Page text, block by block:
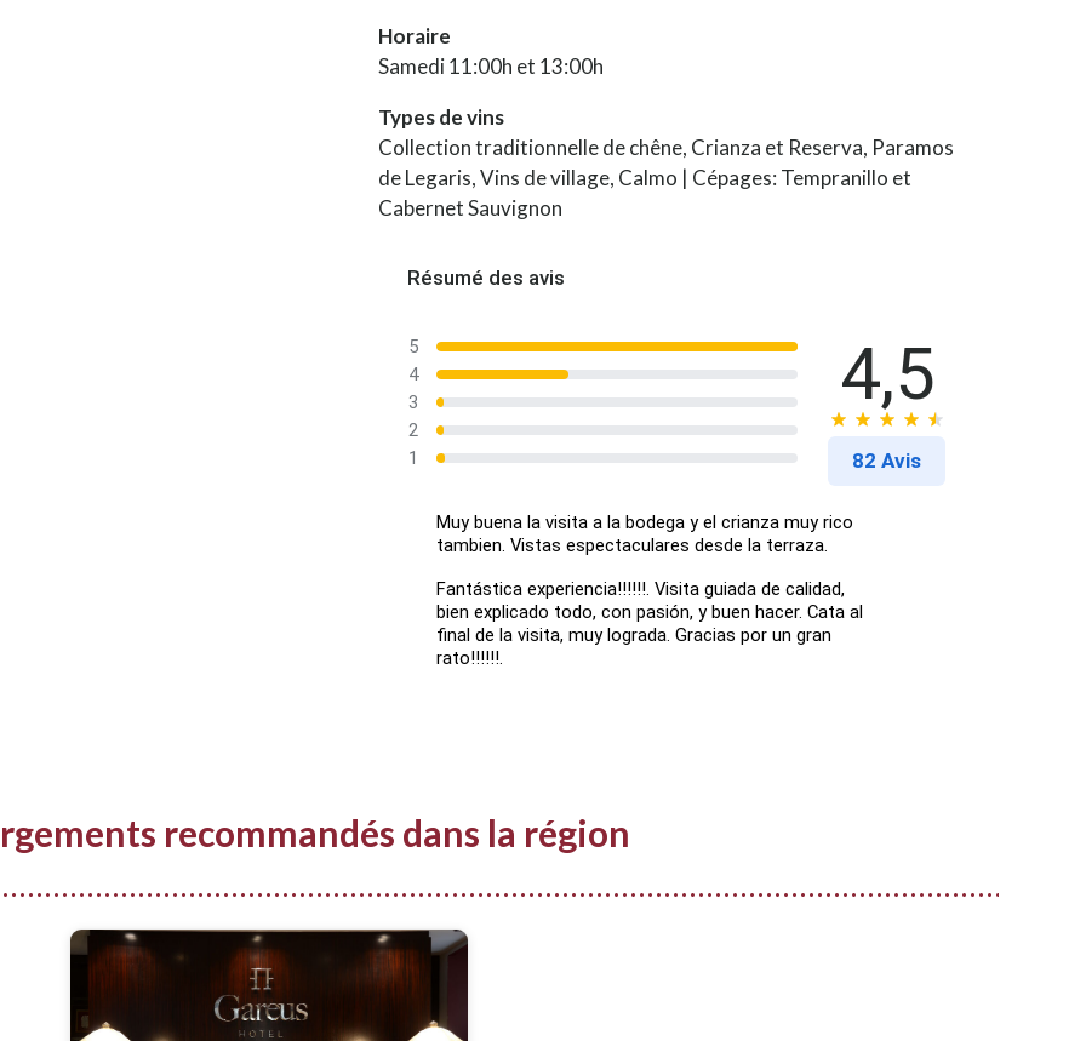
Horaire
Samedi 11:00h et 13:00h
Types de vins
Collection traditionnelle de chêne, Crianza et Reserva, Paramos
de Legaris, Vins de village, Calmo | Cépages: Tempranillo et
Cabernet Sauvignon
Résumé des avis
5
4
3
2
1
4,5
82 Avis
Muy buena la visita a la bodega y el crianza muy rico
tambien. Vistas espectaculares desde la terraza.
Fantástica experiencia!!!!!!. Visita guiada de calidad,
bien explicado todo, con pasión, y buen hacer. Cata al
final de la visita, muy lograda. Gracias por un gran
rato!!!!!!.
recommandés dans la région